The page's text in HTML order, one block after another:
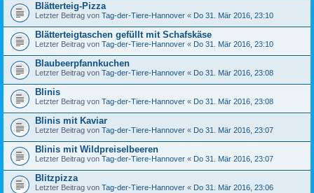
Blätterteig-Pizza
Letzter Beitrag von Tag-der-Tiere-Hannover « Do 31. Mär 2016, 23:10
Blätterteigtaschen gefüllt mit Schafskäse
Letzter Beitrag von Tag-der-Tiere-Hannover « Do 31. Mär 2016, 23:10
Blaubeerpfannkuchen
Letzter Beitrag von Tag-der-Tiere-Hannover « Do 31. Mär 2016, 23:08
Blinis
Letzter Beitrag von Tag-der-Tiere-Hannover « Do 31. Mär 2016, 23:08
Blinis mit Kaviar
Letzter Beitrag von Tag-der-Tiere-Hannover « Do 31. Mär 2016, 23:07
Blinis mit Wildpreiselbeeren
Letzter Beitrag von Tag-der-Tiere-Hannover « Do 31. Mär 2016, 23:07
Blitzpizza
Letzter Beitrag von Tag-der-Tiere-Hannover « Do 31. Mär 2016, 23:06